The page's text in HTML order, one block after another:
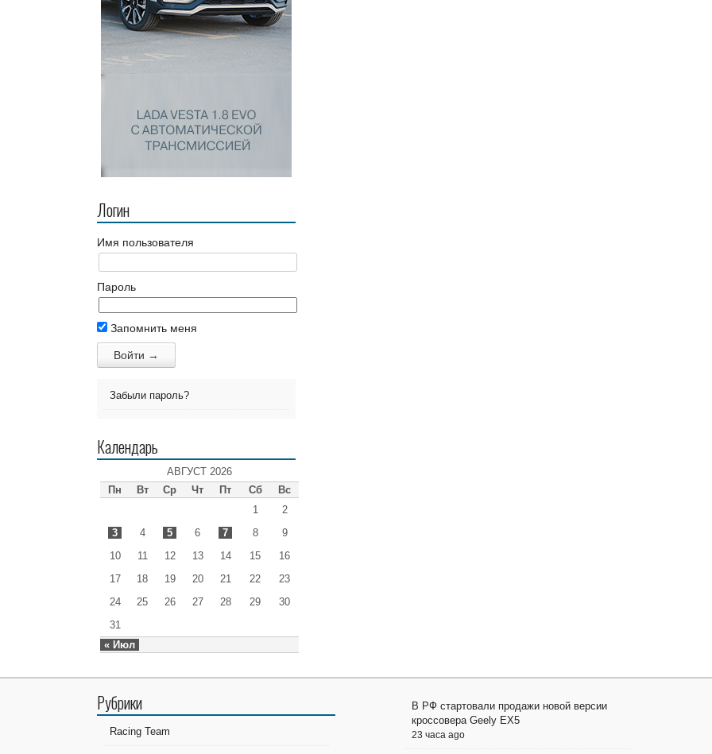
Логин
Имя пользователя
Пароль
Запомнить меня
Забыли пароль?
Календарь
АВГУСТ 2026
Пн
Вт Ср Чт Пт Сб Вс
« Июл
1
2
3
4 5 6 7 8
9
10
11 12 13 14 15
16
17
18 19 20 21 22
23
24
25 26 27 28 29
30
31
Рубрики
Racing Team
В РФ стартовали продажи новой версии
кроссовера Geely EX5
23 часа ago